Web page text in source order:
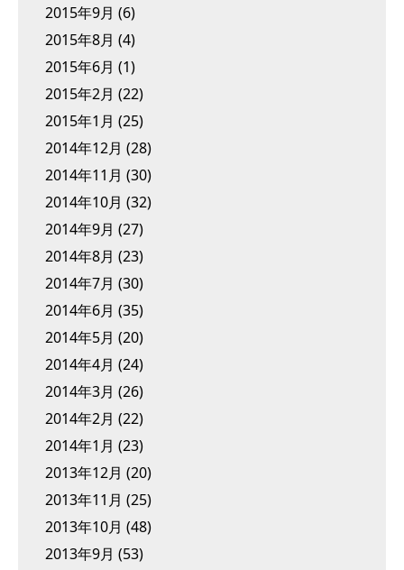
2015年9月 (6)
2015年8月 (4)
2015年6月 (1)
2015年2月 (22)
2015年1月 (25)
2014年12月 (28)
2014年11月 (30)
2014年10月 (32)
2014年9月 (27)
2014年8月 (23)
2014年7月 (30)
2014年6月 (35)
2014年5月 (20)
2014年4月 (24)
2014年3月 (26)
2014年2月 (22)
2014年1月 (23)
2013年12月 (20)
2013年11月 (25)
2013年10月 (48)
2013年9月 (53)